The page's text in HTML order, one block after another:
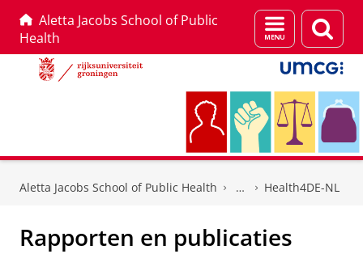
Aletta Jacobs School of Public
Health
Menu
en
zoeken
Aletta Jacobs School of Public Health Health4DE-NL
Rapporten en publicaties